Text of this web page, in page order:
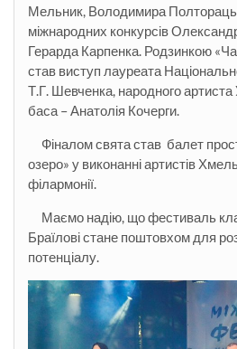
Мельник, Володимира
міжнародних конкурсів
Герарда Карпенка. Родзинкою
став виступ лауреата
Т.Г. Шевченка, народного артиста
баса – Анатолія Кочерги.
Фіналом свята став балет
озеро» у виконанні артистів
філармонії.
Маємо надію, що фестиваль
Браїлові стане поштовхом для
потенціалу.